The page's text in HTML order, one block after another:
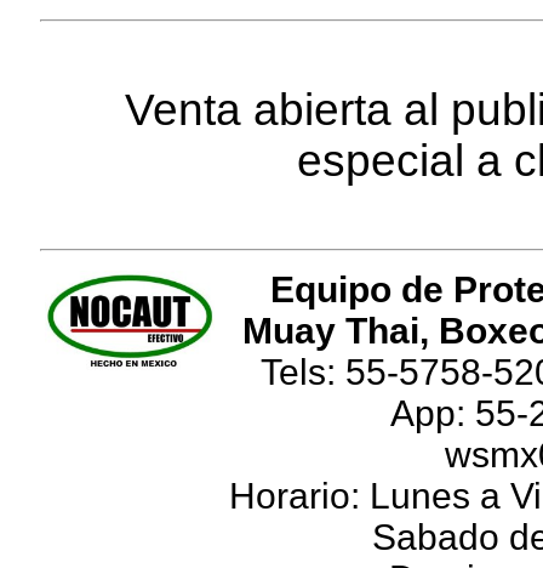
Venta abierta al
especial a
Equipo de
Muay Thai,
Tels: 55-5758-
App: 55-
Horario: Lunes a
Sabado